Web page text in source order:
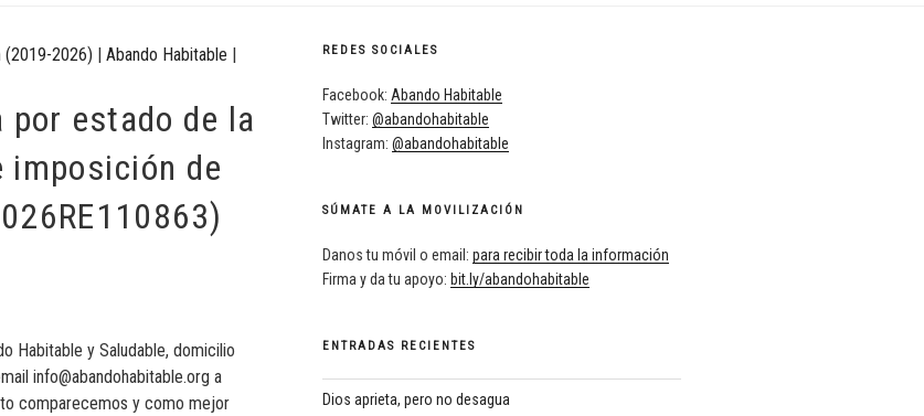
(2019-2026) | Abando Habitable |
por estado de la
de
Habitable y Saludable, domicilio
info@abandohabitable.org a
comparecemos y como mejor
REDES SOCIALES
Facebook: Abando Habitable
Twitter: @abandohabitable
Instagram: @abandohabitable
SÚMATE A LA MOVILIZACIÓN
Danos tu móvil o email: para recibir toda la información
Firma y da tu apoyo: bit.ly/abandohabitable
ENTRADAS RECIENTES
Dios aprieta, pero no desagua